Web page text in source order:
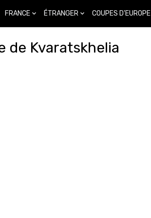
FRANCE ÉTRANGER COUPES D'EUROPE
de Kvaratskhelia